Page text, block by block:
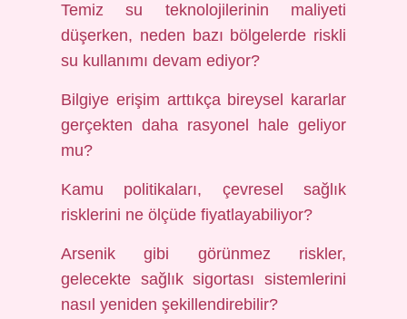
Temiz su teknolojilerinin maliyeti
düşerken, neden bazı bölgelerde riskli
su kullanımı devam ediyor?
Bilgiye erişim arttıkça bireysel kararlar
gerçekten daha rasyonel hale geliyor
mu?
Kamu politikaları, çevresel sağlık
risklerini ne ölçüde fiyatlayabiliyor?
Arsenik gibi görünmez riskler,
gelecekte sağlık sigortası sistemlerini
nasıl yeniden şekillendirebilir?